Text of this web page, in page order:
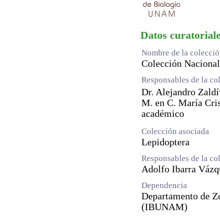
Datos
Nombre de la
Colección
Responsables de la
Dr. Alejandro
M. en C. María
académico
Colección asociada
Lepidoptera
Responsables de la
Adolfo Ibarra
Dependencia
Departamento de
(IBUNAM)